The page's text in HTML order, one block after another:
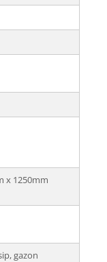
x 1250mm
gazon